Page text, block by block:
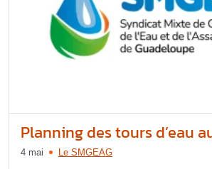
Planning des tours d’eau
4 mai Le SMGEAG